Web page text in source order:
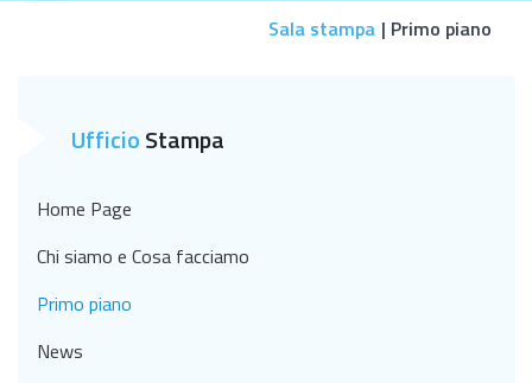
Sala stampa Primo piano
UfficioStampa
Home Page
Chi siamo e Cosa facciamo
Primo piano
News